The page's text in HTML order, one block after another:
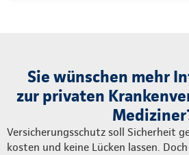
Sie wünschen mehr
zur privaten
Versicherungsschutz soll Sicherheit
kosten und keine Lücken lassen.